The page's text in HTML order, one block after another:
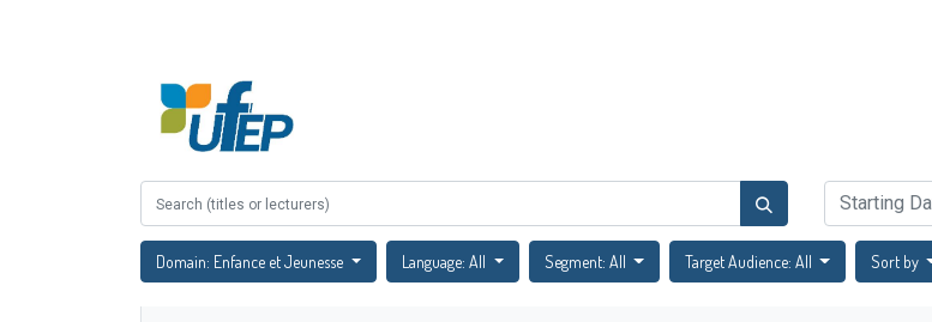
Domain: Enfance et Jeunesse Language: All Segment: All Target Audience: All Sort by